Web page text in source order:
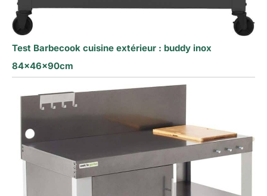
Test Barbecook cuisine extérieur : buddy inox
84x46x90cm